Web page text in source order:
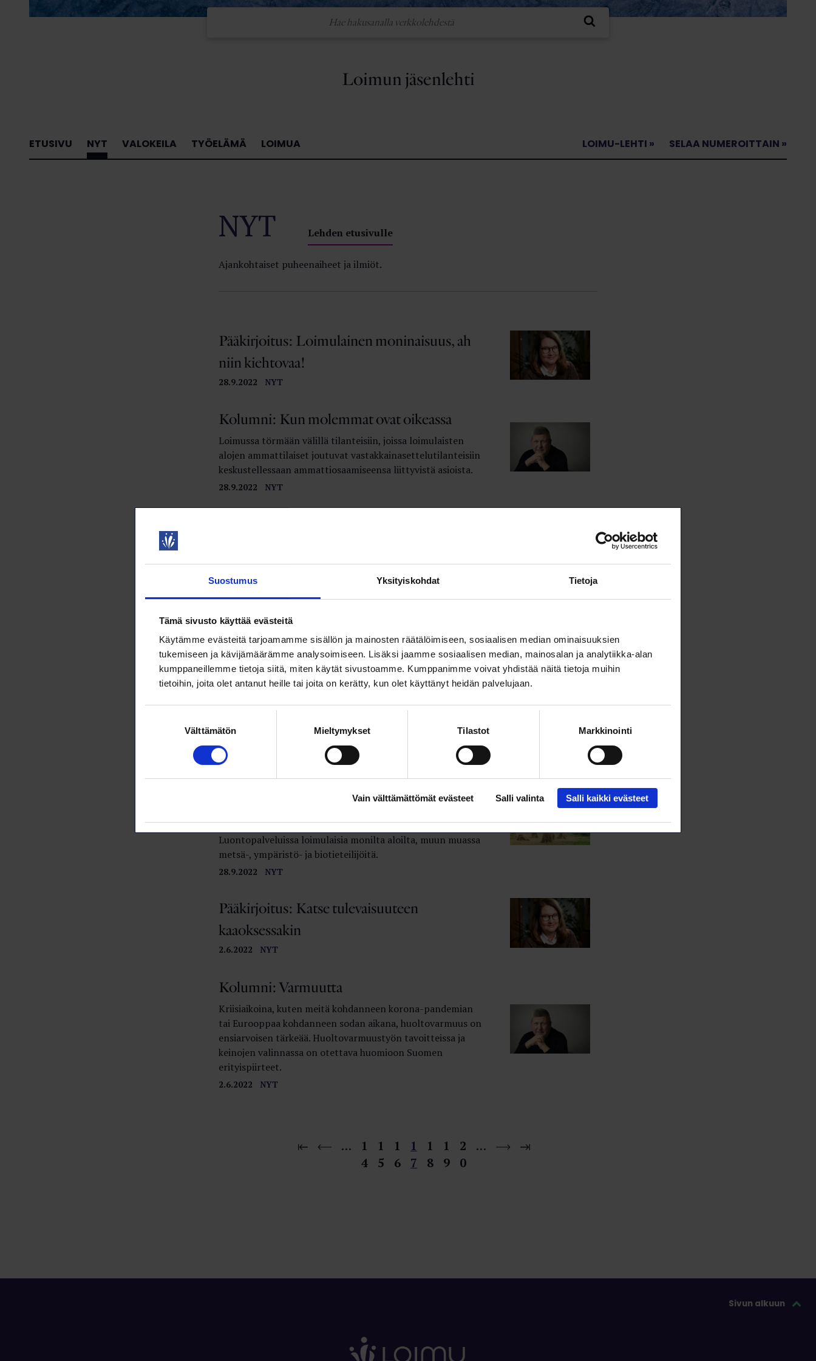
Suostumus Yksityiskohdat Tietoja
Tämä sivusto käyttää evästeitä
Käytämme evästeitä tarjoamamme sisällön ja mainosten räätälöimiseen, sosiaalisen median ominaisuuksien
tukemiseen ja kävijämäärämme analysoimiseen. Lisäksi jaamme sosiaalisen median, mainosalan ja analytiikka-alan
kumppaneillemme tietoja siitä, miten käytät sivustoamme. Kumppanimme voivat yhdistää näitä tietoja muihin
tietoihin, joita olet antanut heille tai joita on kerätty, kun olet käyttänyt heidän palvelujaan.
Välttämätön Mieltymykset Tilastot Markkinointi
Vain välttämättömät evästeet Salli valinta Salli kaikki evästeet
Loimun jäsenlehti
ETUSIVU NYT VALOKEILA TYÖELÄMÄ LOIMUA LOIMU-LEHTI » SELAA NUMEROITTAIN »
NYT Lehden etusivulle
Ajankohtaiset puheenaiheet ja ilmiöt.
28.9.2022 NYT
Pääkirjoitus: Loimulainen moninaisuus, ah
niin kiehtovaa!
28.9.2022 NYT
Kolumni: Kun molemmat ovat oikeassa
Loimussa törmään välillä tilanteisiin, joissa loimulaisten
alojen ammattilaiset joutuvat vastakkainasettelutilanteisiin
keskustellessaan ammattiosaamiseensa liittyvistä asioista.
28.9.2022 NYT
Haasteena elämän arvoitus
Biofysiikan tutkimus johtaa helposti perimmäisiin
kysymyksiin elämän ja tietoisuuden luonteesta.
28.9.2022
Suurempi on vaikuttavampi
Parannamme loimulaisten alojen toimintaedellytyksiä
viemällä aktiivisesti eteen päin jäsenten yhteisiä tavoitteita.
28.9.2022 NYT
Luonnonarvoja ja kulttuuriperintöä
Suomen kulttuuriomaisuutta vaalii Metsä­hallituksen
Luontopalveluissa loimulaisia monilta aloilta, muun muassa
metsä-, ympäristö- ja biotieteilijöitä.
2.6.2022 NYT
Pääkirjoitus: Katse tulevaisuuteen
kaaoksessakin
2.6.2022 NYT
Kolumni: Varmuutta
Kriisiaikoina, kuten meitä kohdanneen korona-pandemian
tai Eurooppaa kohdanneen sodan aikana, huoltovarmuus on
ensiarvoisen tärkeää. Huoltovarmuustyön tavoitteissa ja
keinojen valinnassa on otettava huomioon Suomen
erityispiirteet.
…
1
4
1
5
1
6
1
7
1
8
1
9
2
0
…
Sivun alkuun